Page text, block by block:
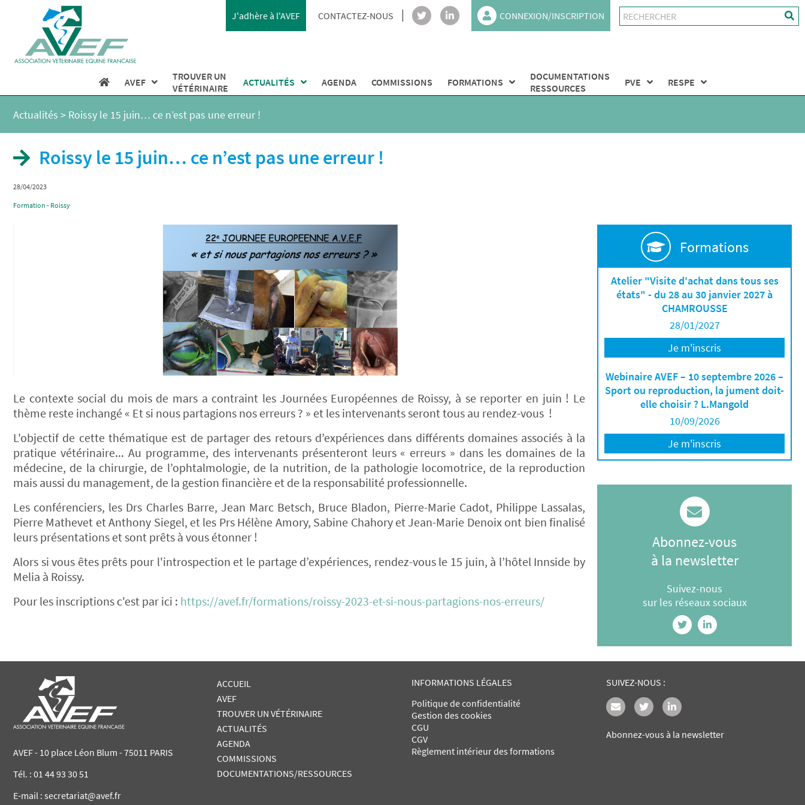
J'adhère à l'AVEF CONTACTEZ-NOUS CONNEXION/INSCRIPTION
AVEF
TROUVER UN
VÉTÉRINAIRE
ACTUALITÉS AGENDA COMMISSIONS FORMATIONS
DOCUMENTATIONS
RESSOURCES
PVE RESPE
Actualités > Roissy le 15 juin… ce n’est pas une erreur !
Roissy le 15 juin… ce n’est pas une erreur !
28/04/2023
Formation - Roissy
Le contexte social du mois de mars a contraint les Journées Européennes de Roissy, à se reporter en juin ! Le
thème reste inchangé « Et si nous partagions nos erreurs ? » et les intervenants seront tous au rendez-vous !
L'objectif de cette thématique est de partager des retours d’expériences dans différents domaines associés à la
pratique vétérinaire... Au programme, des intervenants présenteront leurs « erreurs » dans les domaines de la
médecine, de la chirurgie, de l’ophtalmologie, de la nutrition, de la pathologie locomotrice, de la reproduction
mais aussi du management, de la gestion financière et de la responsabilité professionnelle.
Les conférenciers, les Drs Charles Barre, Jean Marc Betsch, Bruce Bladon, Pierre-Marie Cadot, Philippe Lassalas,
Pierre Mathevet et Anthony Siegel, et les Prs Hélène Amory, Sabine Chahory et Jean-Marie Denoix ont bien finalisé
leurs présentations et sont prêts à vous étonner !
Alors si vous êtes prêts pour l'introspection et le partage d’expériences, rendez-vous le 15 juin, à l’hôtel Innside by
Melia à Roissy.
Pour les inscriptions c'est par ici : https://avef.fr/formations/roissy-2023-et-si-nous-partagions-nos-erreurs/
Formations
Atelier "Visite d'achat dans tous ses
états" - du 28 au 30 janvier 2027 à
CHAMROUSSE
28/01/2027
Je m'inscris
Webinaire AVEF – 10 septembre 2026 –
Sport ou reproduction, la jument doit-
elle choisir ? L.Mangold
10/09/2026
Je m'inscris
Abonnez-vous
à la newsletter
Suivez-nous
sur les réseaux sociaux
AVEF - 10 place Léon Blum - 75011 PARIS
Tél. : 01 44 93 30 51
E-mail : secretariat@avef.fr
ACCUEIL
AVEF
TROUVER UN VÉTÉRINAIRE
ACTUALITÉS
AGENDA
COMMISSIONS
DOCUMENTATIONS/RESSOURCES
INFORMATIONS LÉGALES
Politique de confidentialité
Gestion des cookies
CGU
CGV
Règlement intérieur des formations
SUIVEZ-NOUS :
Abonnez-vous à la newsletter